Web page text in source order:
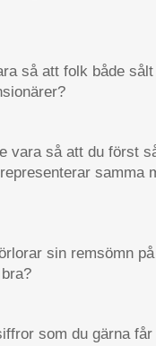
så att folk både
vara så att du först
samma
sin remsömn
som du gärna